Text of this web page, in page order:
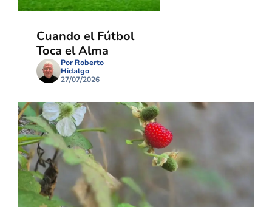
Cuando el Fútbol
Toca el Alma
Por Roberto
Hidalgo
27/07/2026